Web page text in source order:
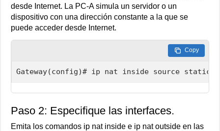
desde Internet. La PC-A simula un servidor o un
dispositivo con una dirección constante a la que se
puede acceder desde Internet.
Copy
Gateway(config)# ip nat inside source static
Paso 2: Especifique las interfaces.
Emita los comandos ip nat inside e ip nat outside en las